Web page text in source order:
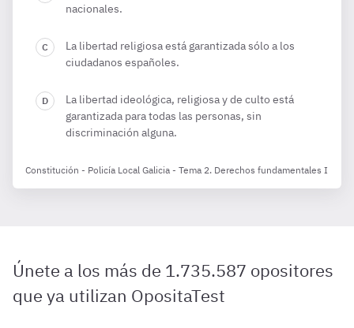
nacionales.
La libertad religiosa está garantizada sólo a los
ciudadanos españoles.
La libertad ideológica, religiosa y de culto está
garantizada para todas las personas, sin
discriminación alguna.
Constitución - Policía Local Galicia - Tema 2. Derechos fundamentales I
Únete a los más de 1.735.587 opositores
que ya utilizan OpositaTest